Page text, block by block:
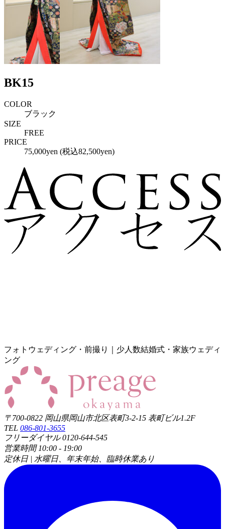
BK15
COLOR
ブラック
SIZE
FREE
PRICE
75,000yen (税込82,500yen)
フォトウェディング・前撮り｜少人数結婚式・家族ウェディ
ング
〒700-0822 岡山県岡山市北区表町3-2-15 表町ビル1.2F
TEL 086-801-3655
フリーダイヤル 0120-644-545
営業時間 10:00 - 19:00
定休日 | 水曜日、年末年始、臨時休業あり